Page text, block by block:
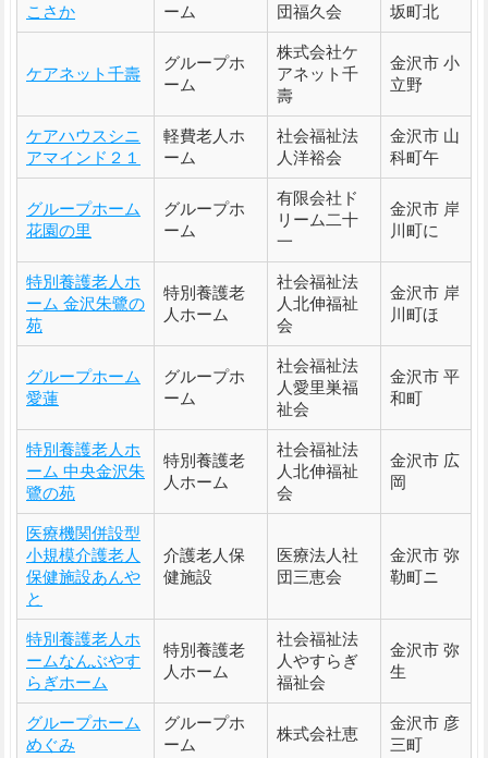
こさか
ーム
団福久会
坂町北
ケアネット千壽
グループホ
ーム
株式会社ケ
アネット千
壽
金沢市 小
立野
ケアハウスシニ
アマインド２１
軽費老人ホ
ーム
社会福祉法
人洋裕会
金沢市 山
科町午
グループホーム
花園の里
グループホ
ーム
有限会社ド
リーム二十
一
金沢市 岸
川町に
特別養護老人ホ
ーム 金沢朱鷺の
苑
特別養護老
人ホーム
社会福祉法
人北伸福祉
会
金沢市 岸
川町ほ
グループホーム
愛蓮
グループホ
ーム
社会福祉法
人愛里巣福
祉会
金沢市 平
和町
特別養護老人ホ
ーム 中央金沢朱
鷺の苑
特別養護老
人ホーム
社会福祉法
人北伸福祉
会
金沢市 広
岡
医療機関併設型
小規模介護老人
保健施設あんや
と
介護老人保
健施設
医療法人社
団三恵会
金沢市 弥
勒町ニ
特別養護老人ホ
ームなんぶやす
らぎホーム
特別養護老
人ホーム
社会福祉法
人やすらぎ
福祉会
金沢市 弥
生
グループホーム
めぐみ
グループホ
ーム
株式会社恵
金沢市 彦
三町